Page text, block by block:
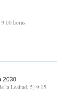
horas
2030
la Lealtad, 5) 9:15